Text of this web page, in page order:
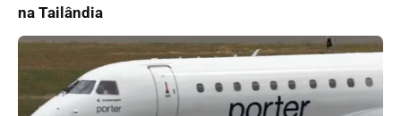
na Tailândia